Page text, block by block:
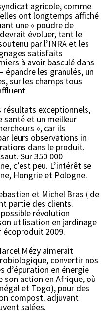
agricole, comme
ont longtemps affiché
une « poudre de
évoluer, tant le
par l’INRA et les
satisfaits
à avoir basculé dans
les granulés, un
sur les champs tous
résultats exceptionnels,
santé et un meilleur
», car ils
leurs observations in
dans le produit.
Sur 350 000
c’est peu. L’intérêt se
Hongrie et Pologne.
et Michel Bras ( de
partie des clients.
révolution
utilisation en jardinage
écoproduit 2009.
Mézy aimerait
convertir nos
d’épuration en énergie
son action en Afrique, où
et Togo), pour des
compost, adjuvant
salées.